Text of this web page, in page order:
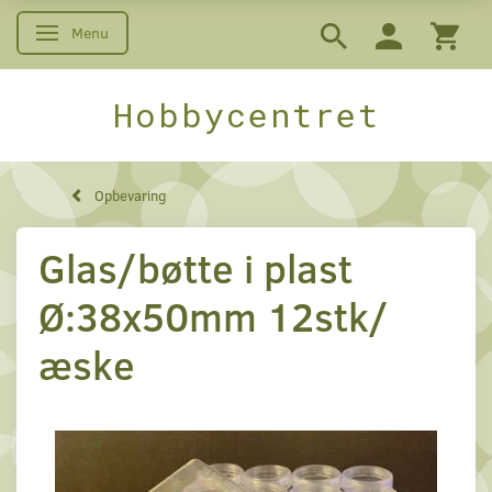
Skifte navigation
Menu
Hobbycentret
Opbevaring
Glas/bøtte i plast
Ø:38x50mm 12stk/
æske